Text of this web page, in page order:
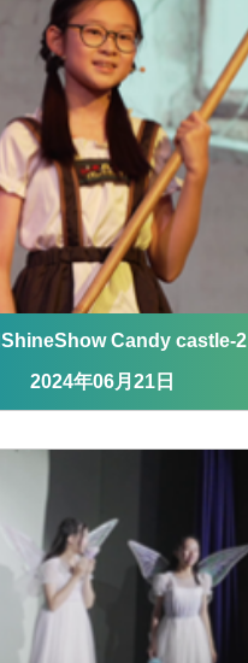
Candy castle-2
2024年06月21日